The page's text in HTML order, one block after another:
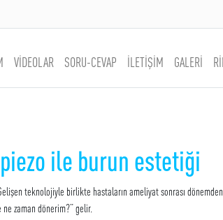
VİDEOLAR SORU-CEVAP İLETİŞİM GALERİ
ile burun estetiği
teknolojiyle birlikte hastaların ameliyat sonrası
zaman dönerim?” gelir.